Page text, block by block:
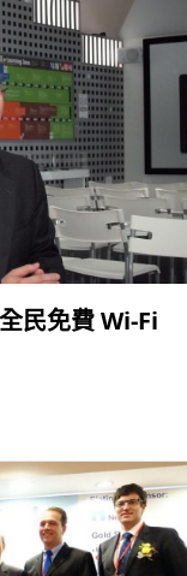
民免費 Wi-Fi